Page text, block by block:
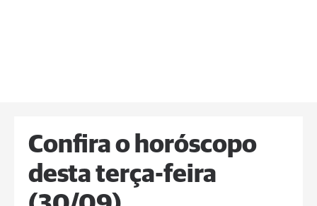
Confira o horóscopo
desta terça-feira